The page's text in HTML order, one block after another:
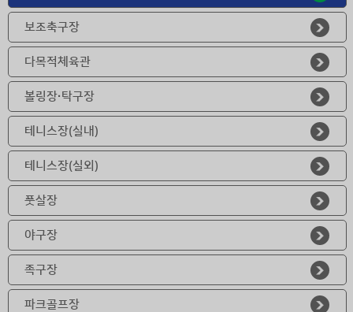
보조축구장
다목적체육관
볼링장·탁구장
테니스장(실내)
테니스장(실외)
풋살장
야구장
족구장
파크골프장